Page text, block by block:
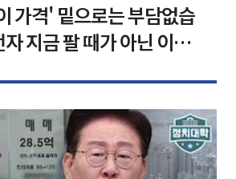
가격' 밑으로는 부담없습
지금 팔 때가 아닌 이유